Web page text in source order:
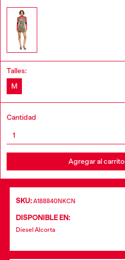
Talles:
M
Cantidad
Agregar al carrito
SKU: A188840NKCN
DISPONIBLE EN:
Diesel Alcorta